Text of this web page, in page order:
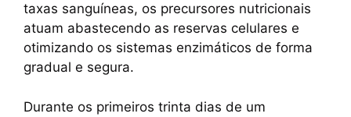
taxas sanguíneas, os precursores nutricionais
atuam abastecendo as reservas celulares e
otimizando os sistemas enzimáticos de forma
gradual e segura.
Durante os primeiros trinta dias de um